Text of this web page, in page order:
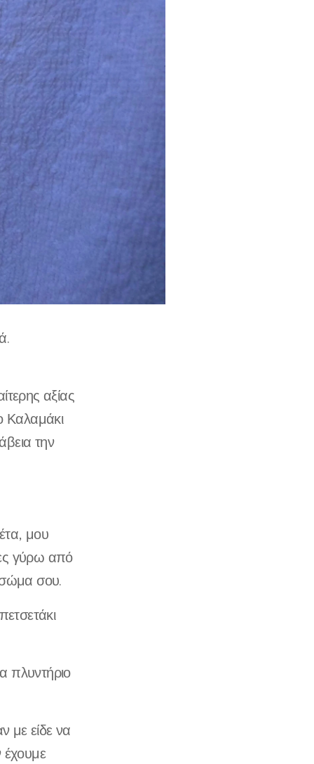
αξίας
Καλαμάκι
την
μου
γύρω από
σώμα σου.
πλυντήριο
με είδε να
έχουμε